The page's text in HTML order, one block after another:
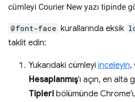
cümleyi Courier New yazı tipinde
@font-face kurallarında eksik
taklit edin:
Yukarıdaki cümleyi inceleyin,
Hesaplanmış'ı açın, en alta
Tipleri bölümünde